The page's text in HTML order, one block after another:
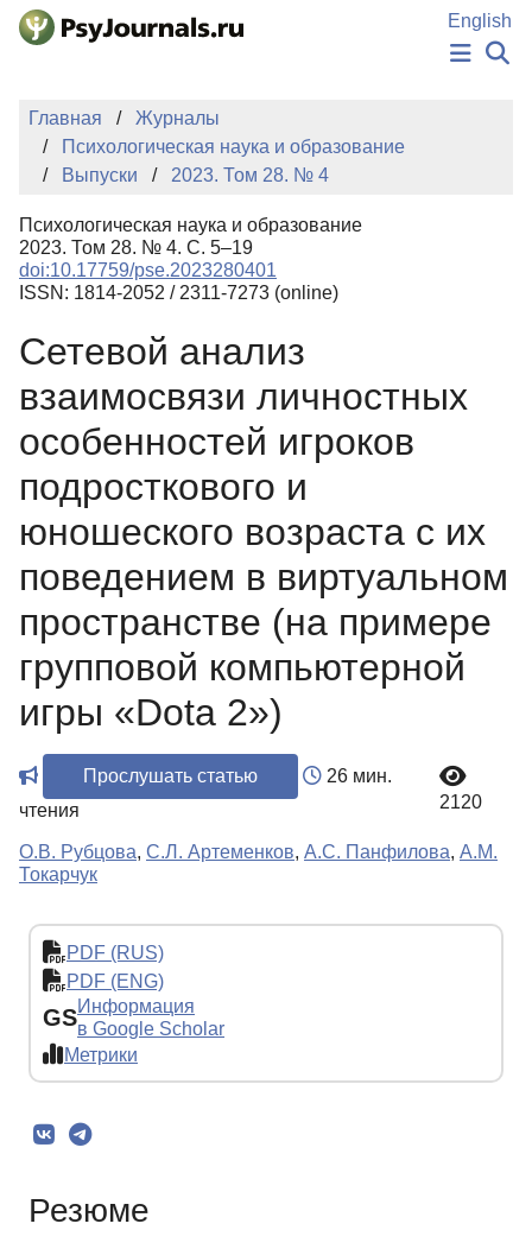
Перейти к основному содержанию
English
НОВОСТИ
ИЗДАНИЯ
АВТОРЫ
БАЗА ЗНАНИЙ
КЛЮЧЕВЫЕ СЛОВА
Регистрация
Главная
Журналы
Психологическая наука и образование
Выпуски
2023. Том 28. № 4
Психологическая наука и образование
2023. Том 28. № 4. С. 5–19
doi:10.17759/pse.2023280401
ISSN: 1814-2052 / 2311-7273 (online)
Сетевой анализ
взаимосвязи личностных
особенностей игроков
подросткового и
юношеского возраста с их
поведением в виртуальном
пространстве (на примере
групповой компьютерной
игры «Dota 2»)
Прослушать статью
26 мин.
чтения
2120
О.В. Рубцова, С.Л. Артеменков, А.С. Панфилова, А.М.
Токарчук
PDF (RUS)
PDF (ENG)
GSИнформация
в Google Scholar
Метрики
Резюме